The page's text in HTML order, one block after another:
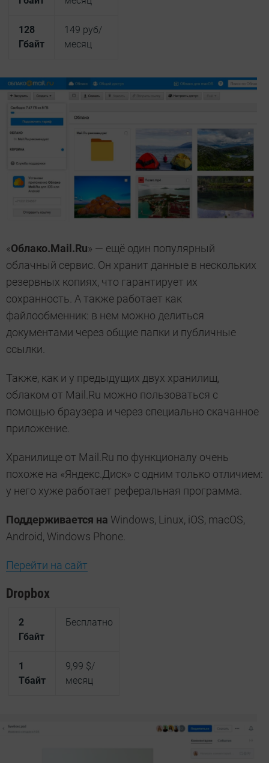
128
Гбайт
149 руб/
месяц
«Облако.Mail.Ru» — ещё один популярный
облачный сервис. Он хранит данные в нескольких
резервных копиях, что гарантирует их
сохранность. А также работает как
файлообменник: в нем можно делиться
документами через общие папки и публичные
ссылки.
Также, как и у предыдущих двух хранилищ,
облаком от Mail.Ru можно пользоваться с
помощью браузера и через специально скачанное
приложение.
Хранилище от Mail.Ru по функционалу очень
похоже на «Яндекс.Диск» с одним только отличием:
у него хуже работает реферальная программа.
Поддерживается на Windows, Linux, iOS, macOS,
Android, Windows Phone.
Перейти на сайт
Dropbox
2
Гбайт
Бесплатно
1
Тбайт
9,99 $/
месяц